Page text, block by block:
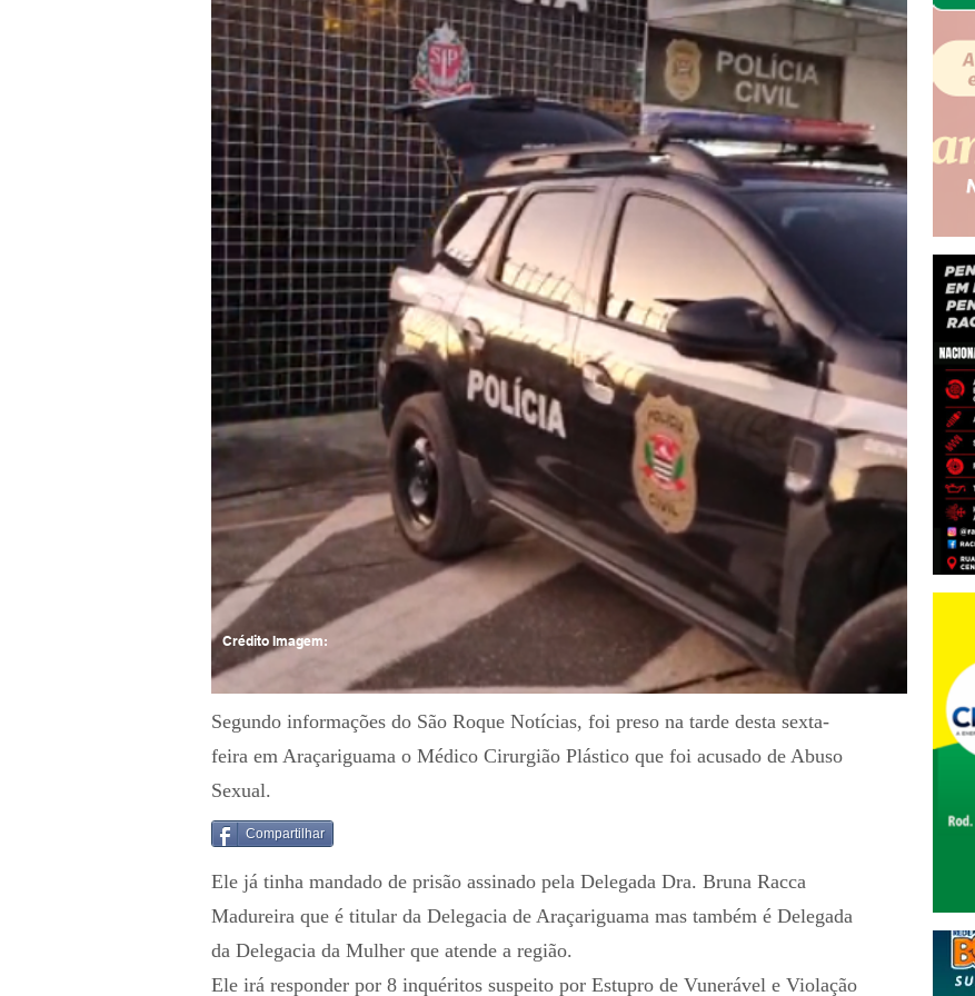
Crédito Imagem:
Segundo informações do São Roque Notícias, foi preso na tarde desta sexta-
feira em Araçariguama o Médico Cirurgião Plástico que foi acusado de Abuso
Sexual.
Compartilhar
Ele já tinha mandado de prisão assinado pela Delegada Dra. Bruna Racca
Madureira que é titular da Delegacia de Araçariguama mas também é Delegada
da Delegacia da Mulher que atende a região.
Ele irá responder por 8 inquéritos suspeito por Estupro de Vunerável e Violação